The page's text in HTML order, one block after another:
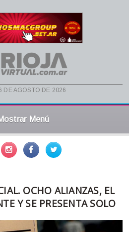
de agosto de 2026
Menú
OCHO ALIANZAS, EL
Y SE PRESENTA SOLO